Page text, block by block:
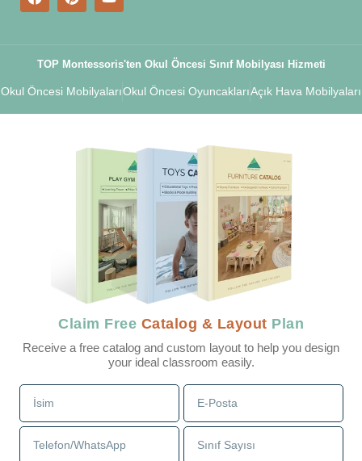
TOP Montessoris'ten Okul Öncesi Sınıf Mobilyası Hizmeti
Okul Öncesi MobilyalarıOkul Öncesi OyuncaklarıAçık Hava Mobilyaları
Claim Free Catalog & Layout Plan
Receive a free catalog and custom layout to help you design
your ideal classroom easily.